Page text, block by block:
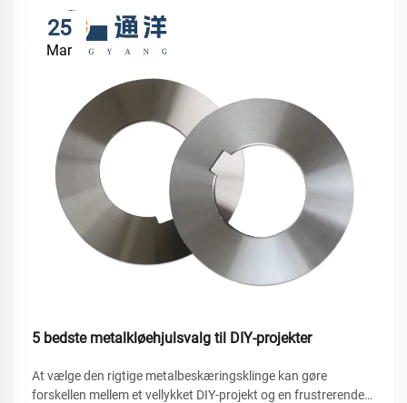
25
Mar
5 bedste metalkløehjulsvalg til DIY-projekter
At vælge den rigtige metalbeskæringsklinge kan gøre
forskellen mellem et vellykket DIY-projekt og en frustrerende